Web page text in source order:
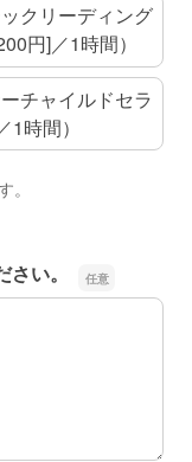
クリーディング
円]／1時間）
チャイルドセラ
時間）
。
い。
い。